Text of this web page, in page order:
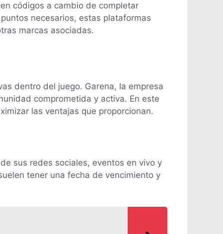
códigos a cambio de completar
necesarios, estas plataformas
marcas asociadas.
dentro del juego. Garena, la empresa
comprometida y activa. En este
las ventajas que proporcionan.
sus redes sociales, eventos en vivo y
tener una fecha de vencimiento y